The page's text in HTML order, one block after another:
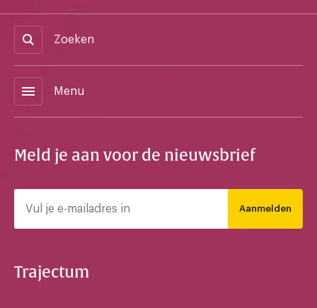
Zoeken
menu Menu
Meld je aan voor de nieuwsbrief
Aanmelden
Trajectum